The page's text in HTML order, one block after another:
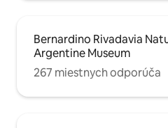
Bernardino Rivadavia
Argentine Museum
267 miestnych odporúča